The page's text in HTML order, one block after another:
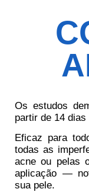
Os estudos
partir de 14
Eficaz para
todas as
acne ou pelas
aplicação —
sua pele.